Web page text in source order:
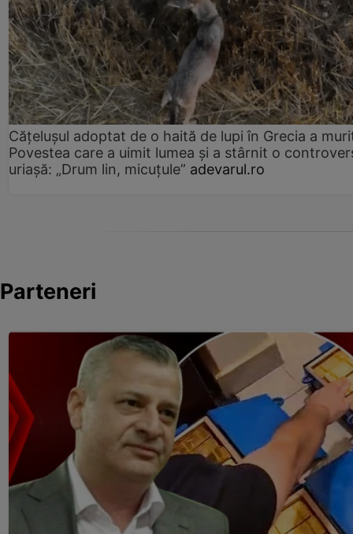
Cățelușul adoptat de o haită de lupi în Grecia a
Povestea care a uimit lumea și a stârnit o
uriașă: „Drum lin, micuțule” adevarul.ro
Parteneri